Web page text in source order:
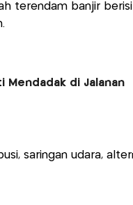
terendam banjir
Mendadak di Jalanan
saringan udara,